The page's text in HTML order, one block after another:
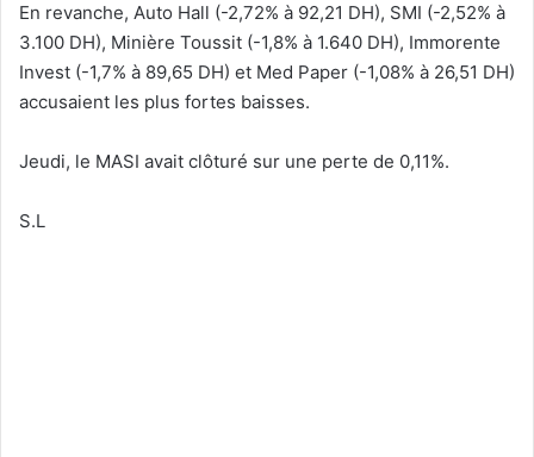
En revanche, Auto Hall (-2,72% à 92,21 DH), SMI (-2,52% à
3.100 DH), Minière Toussit (-1,8% à 1.640 DH), Immorente
Invest (-1,7% à 89,65 DH) et Med Paper (-1,08% à 26,51 DH)
accusaient les plus fortes baisses.
Jeudi, le MASI avait clôturé sur une perte de 0,11%.
S.L